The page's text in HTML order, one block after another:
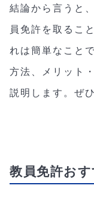
結論から言うと
員免許を取るこ
れは簡単なこと
方法、メリット
説明します。ぜ
教員免許お